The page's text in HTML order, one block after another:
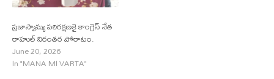
ప్రజాస్వామ్య పరిరక్షణకై కాంగ్రెస్ నేత
రాహుల్ నిరంతర పోరాటం.
June 20, 2026
In "MANA MI VARTA"